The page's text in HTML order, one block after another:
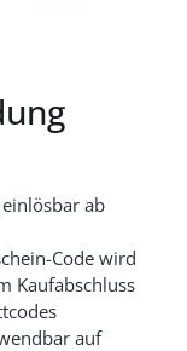
ab
Code wird
Kaufabschluss
auf